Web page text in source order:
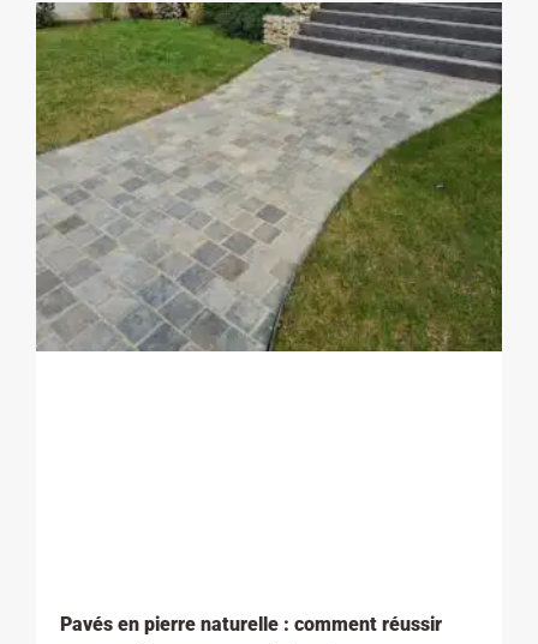
Pavés en pierre naturelle : comment réussir